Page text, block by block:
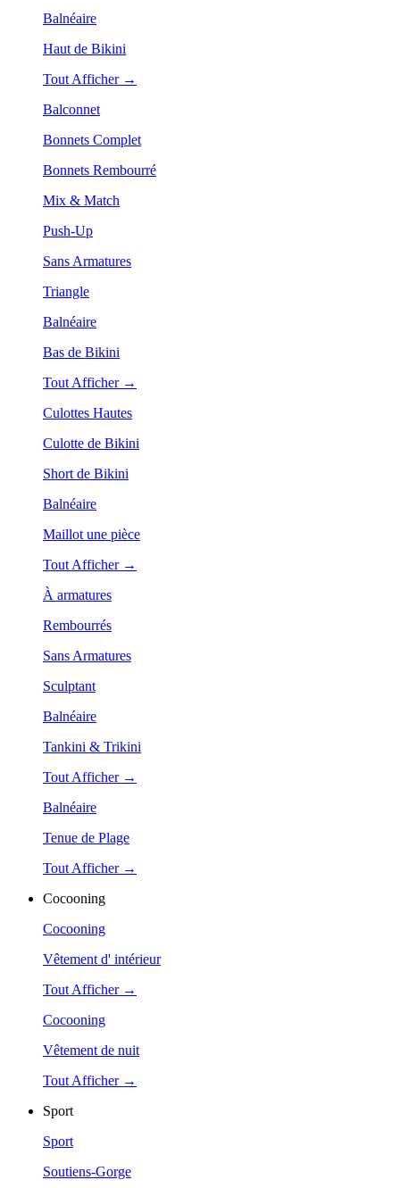
Balnéaire
Haut de Bikini
Tout Afficher →
Balconnet
Bonnets Complet
Bonnets Rembourré
Mix & Match
Push-Up
Sans Armatures
Triangle
Balnéaire
Bas de Bikini
Tout Afficher →
Culottes Hautes
Culotte de Bikini
Short de Bikini
Balnéaire
Maillot une pièce
Tout Afficher →
À armatures
Rembourrés
Sans Armatures
Sculptant
Balnéaire
Tankini & Trikini
Tout Afficher →
Balnéaire
Tenue de Plage
Tout Afficher →
Cocooning
Cocooning
Vêtement d' intérieur
Tout Afficher →
Cocooning
Vêtement de nuit
Tout Afficher →
Sport
Sport
Soutiens-Gorge